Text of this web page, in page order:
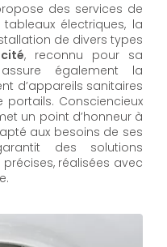
des services de
électriques, la
de divers types
, reconnu pour sa
également la
d’appareils sanitaires
portails. Consciencieux
un point d’honneur à
aux besoins de ses
des solutions
réalisées avec